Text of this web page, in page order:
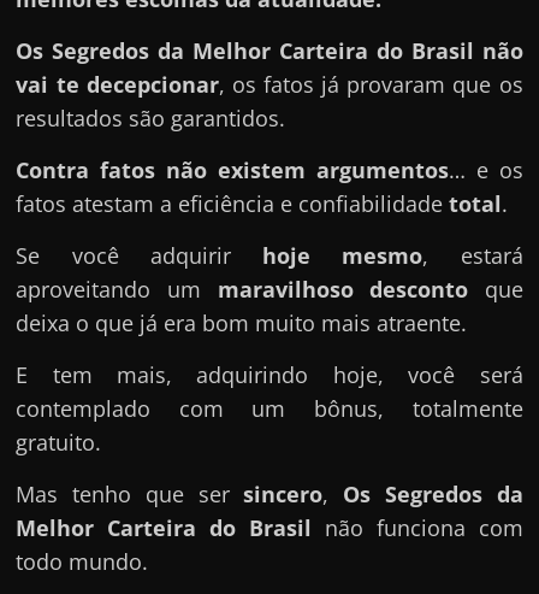
Os Segredos da Melhor Carteira do Brasil não
vai te decepcionar, os fatos já provaram que os
resultados são garantidos.
Contra fatos não existem argumentos… e os
fatos atestam a eficiência e confiabilidadetotal.
Se você adquirir hoje mesmo, estará
aproveitando um maravilhoso desconto que
deixa o que já era bom muito mais atraente.
E tem mais, adquirindo hoje, você será
contemplado com um bônus, totalmente
gratuito.
Mas tenho que sersincero, Os Segredos da
Melhor Carteira do Brasil não funciona com
todo mundo.